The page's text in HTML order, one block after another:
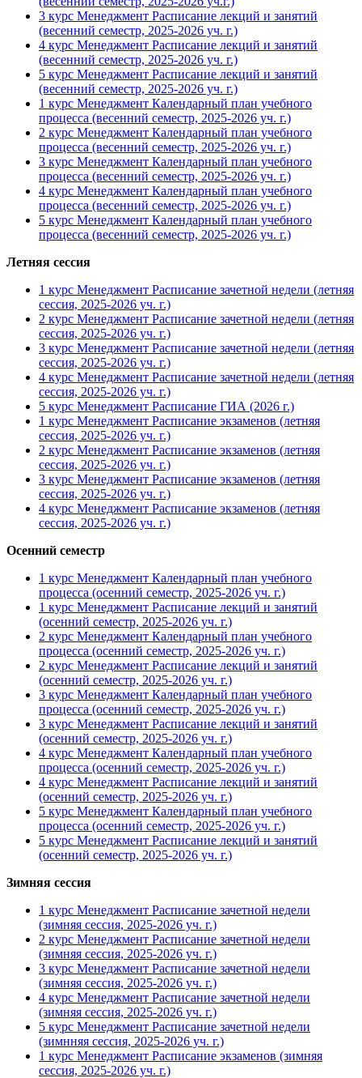
3 курс Менеджмент Расписание лекций и занятий
(весенний семестр, 2025-2026 уч. г.)
4 курс Менеджмент Расписание лекций и занятий
(весенний семестр, 2025-2026 уч. г.)
5 курс Менеджмент Расписание лекций и занятий
(весенний семестр, 2025-2026 уч. г.)
1 курс Менеджмент Календарный план учебного
процесса (весенний семестр, 2025-2026 уч. г.)
2 курс Менеджмент Календарный план учебного
процесса (весенний семестр, 2025-2026 уч. г.)
3 курс Менеджмент Календарный план учебного
процесса (весенний семестр, 2025-2026 уч. г.)
4 курс Менеджмент Календарный план учебного
процесса (весенний семестр, 2025-2026 уч. г.)
5 курс Менеджмент Календарный план учебного
процесса (весенний семестр, 2025-2026 уч. г.)
Летняя сессия
1 курс Менеджмент Расписание зачетной недели (летняя
сессия, 2025-2026 уч. г.)
2 курс Менеджмент Расписание зачетной недели (летняя
сессия, 2025-2026 уч. г.)
3 курс Менеджмент Расписание зачетной недели (летняя
сессия, 2025-2026 уч. г.)
4 курс Менеджмент Расписание зачетной недели (летняя
сессия, 2025-2026 уч. г.)
5 курс Менеджмент Расписание ГИА (2026 г.)
1 курс Менеджмент Расписание экзаменов (летняя
сессия, 2025-2026 уч. г.)
2 курс Менеджмент Расписание экзаменов (летняя
сессия, 2025-2026 уч. г.)
3 курс Менеджмент Расписание экзаменов (летняя
сессия, 2025-2026 уч. г.)
4 курс Менеджмент Расписание экзаменов (летняя
сессия, 2025-2026 уч. г.)
Осенний семестр
1 курс Менеджмент Календарный план учебного
процесса (осенний семестр, 2025-2026 уч. г.)
1 курс Менеджмент Расписание лекций и занятий
(осенний семестр, 2025-2026 уч. г.)
2 курс Менеджмент Календарный план учебного
процесса (осенний семестр, 2025-2026 уч. г.)
2 курс Менеджмент Расписание лекций и занятий
(осенний семестр, 2025-2026 уч. г.)
3 курс Менеджмент Календарный план учебного
процесса (осенний семестр, 2025-2026 уч. г.)
3 курс Менеджмент Расписание лекций и занятий
(осенний семестр, 2025-2026 уч. г.)
4 курс Менеджмент Календарный план учебного
процесса (осенний семестр, 2025-2026 уч. г.)
4 курс Менеджмент Расписание лекций и занятий
(осенний семестр, 2025-2026 уч. г.)
5 курс Менеджмент Календарный план учебного
процесса (осенний семестр, 2025-2026 уч. г.)
5 курс Менеджмент Расписание лекций и занятий
(осенний семестр, 2025-2026 уч. г.)
Зимняя сессия
1 курс Менеджмент Расписание зачетной недели
(зимняя сессия, 2025-2026 уч. г.)
2 курс Менеджмент Расписание зачетной недели
(зимняя сессия, 2025-2026 уч. г.)
3 курс Менеджмент Расписание зачетной недели
(зимняя сессия, 2025-2026 уч. г.)
4 курс Менеджмент Расписание зачетной недели
(зимняя сессия, 2025-2026 уч. г.)
5 курс Менеджмент Расписание зачетной недели
(зимнняя сессия, 2025-2026 уч. г.)
1 курс Менеджмент Расписание экзаменов (зимняя
сессия, 2025-2026 уч. г.)